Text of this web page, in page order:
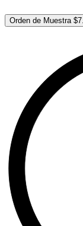
Orden de Muestra